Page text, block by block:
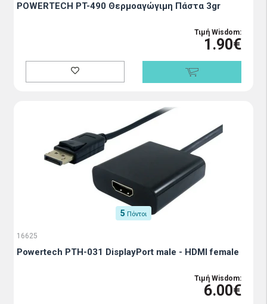
POWERTECH PT-490 Θερμοαγώγιμη Πάστα 3gr
Τιμή Wisdom:
1.90€
5 Πόντοι
16625
Powertech PTH-031 DisplayPort male - HDMI female
Τιμή Wisdom:
6.00€